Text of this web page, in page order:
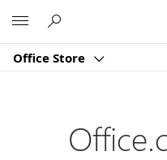
Office Store